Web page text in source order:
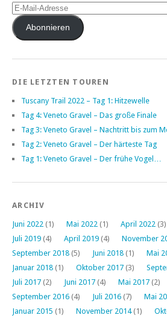
E-
Mail-
AdresseAbonnieren
DIE LETZTEN TOUREN
Tuscany Trail 2022 – Tag 1: Hitzewelle
Tag 4: Veneto Gravel – Das große Finale
Tag 3: Veneto Gravel – Nachtritt bis zum
Tag 2: Veneto Gravel – Der härteste Tag
Tag 1: Veneto Gravel – Der frühe Vogel…
ARCHIV
Juni 2022 (1) Mai 2022 (1) April 2022 (3)
Juli 2019 (4) April 2019 (4) November
September 2018 (5) Juni 2018 (1) Mai
Januar 2018 (1) Oktober 2017 (3)
Juli 2017 (2) Juni 2017 (4) Mai 2017 (2)
September 2016 (4) Juli 2016 (7) Mai
Januar 2015 (1) November 2014(1)